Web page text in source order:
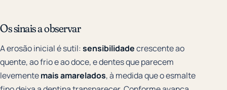
Os sinais a observar
A erosão inicial é sutil:sensibilidadecrescente ao
quente, ao frio e ao doce, e dentes que parecem
levementemais amarelados, à medida que o esmalte